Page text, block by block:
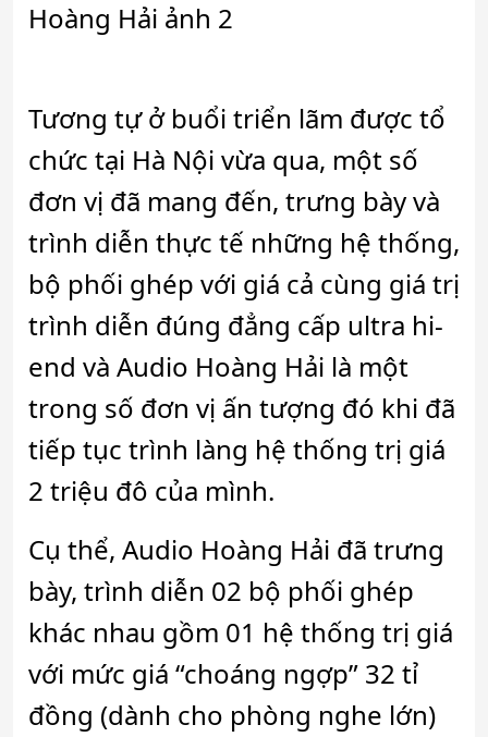
Tương tự ở buổi triển lãm được tổ
chức tại Hà Nội vừa qua, một số
đơn vị đã mang đến, trưng bày và
trình diễn thực tế những hệ thống,
bộ phối ghép với giá cả cùng giá trị
trình diễn đúng đẳng cấp ultra hi-
end và Audio Hoàng Hải là một
trong số đơn vị ấn tượng đó khi đã
tiếp tục trình làng hệ thống trị giá
2 triệu đô của mình.
Cụ thể, Audio Hoàng Hải đã trưng
bày, trình diễn 02 bộ phối ghép
khác nhau gồm 01 hệ thống trị giá
với mức giá “choáng ngợp” 32 tỉ
đồng (dành cho phòng nghe lớn)